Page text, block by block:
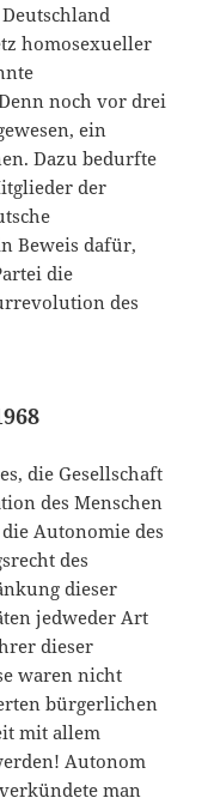
homosexueller
noch vor drei
ein
Dazu bedurfte
der
Beweis dafür,
die
des
die Gesellschaft
des Menschen
Autonomie des
des
dieser
jedweder Art
dieser
waren nicht
bürgerlichen
mit allem
Autonom
man